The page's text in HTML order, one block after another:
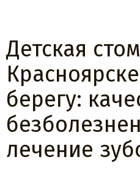
Детская
берегу:
лечение